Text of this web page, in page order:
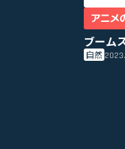
アニメ
ブーム
自然